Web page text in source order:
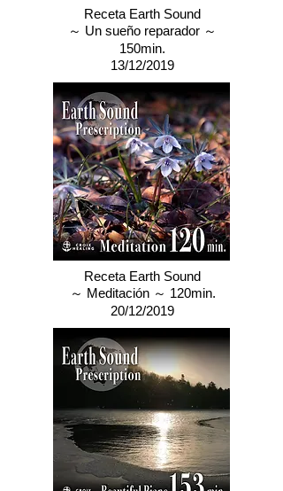
Receta Earth Sound
～ Un sueño reparador ～
150min.
13/12/2019
Receta Earth Sound
～ Meditación ～ 120min.
20/12/2019